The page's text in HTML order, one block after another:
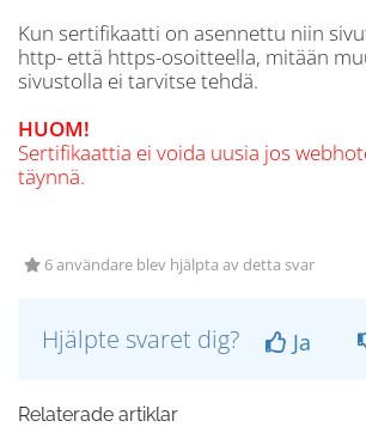
Kun sertifikaatti on asennettu niin
http- että https-osoitteella, mitään
sivustolla ei tarvitse tehdä.
HUOM!
Sertifikaattia ei voida uusia jos
täynnä.
6 användare blev hjälpta av detta svar
Hjälpte svaret dig? Ja
Relaterade artiklar